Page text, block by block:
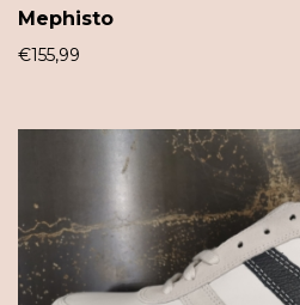
Mephisto
€155,99